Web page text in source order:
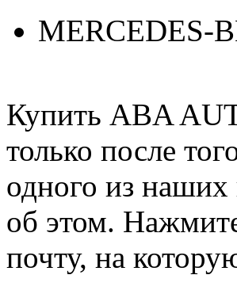
MERCEDES-
Купить ABA
только после
одного из
об этом.
почту, на